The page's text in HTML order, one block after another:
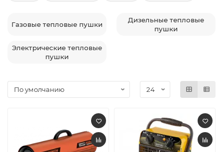
Газовые тепловые пушки
Дизельные тепловые
пушки
Электрические тепловые
пушки